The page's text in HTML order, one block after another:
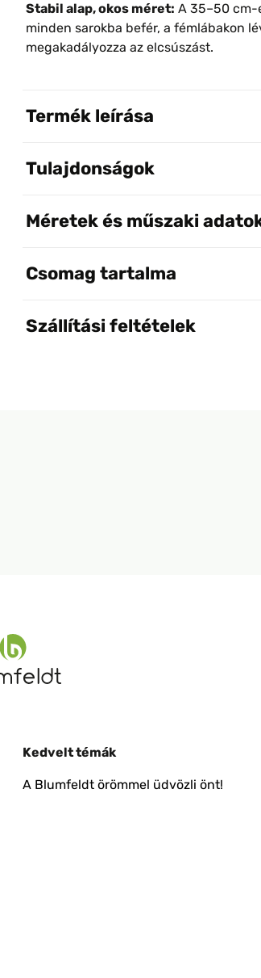
Stabil alap, okos méret: A 35–50 cm-
minden sarokba befér, a fémlábakon
megakadályozza az elcsúszást.
Termék leírása
Tulajdonságok
Méretek és műszaki
Csomag tartalma
Szállítási feltételek
Kedvelt témák
A Blumfeldt örömmel üdvözli önt!